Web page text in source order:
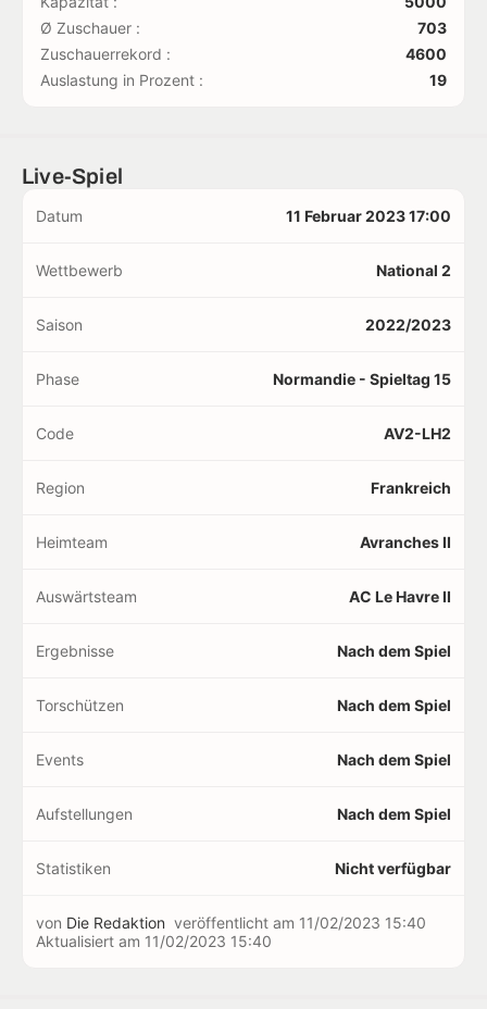
Ø Zuschauer :
703
Zuschauerrekord :
4600
Auslastung in Prozent :
19
Live-Spiel
Datum 11 Februar 2023 17:00
Wettbewerb National 2
Saison 2022/2023
Phase Normandie - Spieltag 15
Code AV2-LH2
Region Frankreich
Heimteam Avranches II
Auswärtsteam AC Le Havre II
Ergebnisse Nach dem Spiel
Torschützen Nach dem Spiel
Events Nach dem Spiel
Aufstellungen Nach dem Spiel
Statistiken Nicht verfügbar
von Die Redaktion veröffentlicht am 11/02/2023 15:40
Aktualisiert am 11/02/2023 15:40